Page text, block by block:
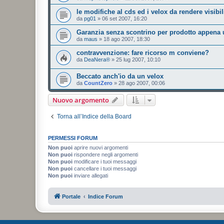
le modifiche al cds ed i velox da rendere
da pg01 » 06 set 2007, 16:20
Garanzia senza scontrino per prodotto appena
da maus » 18 ago 2007, 18:30
contravvenzione: fare ricorso m conviene?
da DeaNera® » 25 lug 2007, 10:10
Beccato anch'io da un velox
da CountZero » 28 ago 2007, 00:06
Nuovo argomento
Torna all’Indice della Board
PERMESSI FORUM
Non puoi aprire nuovi argomenti
Non puoi rispondere negli argomenti
Non puoi modificare i tuoi messaggi
Non puoi cancellare i tuoi messaggi
Non puoi inviare allegati
Portale Indice Forum